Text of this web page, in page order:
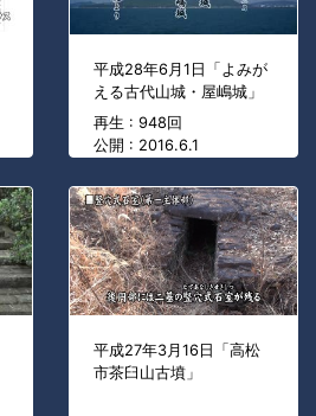
平成28年6月1日「よみが
える古代山城・屋嶋城」
再生 : 948回
公開 : 2016.6.1
平成27年3月16日「高松
市茶臼山古墳」